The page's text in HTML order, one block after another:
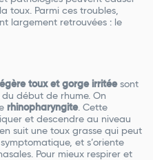
toux. Parmi ces troubles,
largement retrouvées : le
toux et gorge irritéesont
début de rhume. On
rhinopharyngite. Cette
et descendre au niveau
suit une toux grasse qui peut
et s’oriente
Pour mieux respirer et